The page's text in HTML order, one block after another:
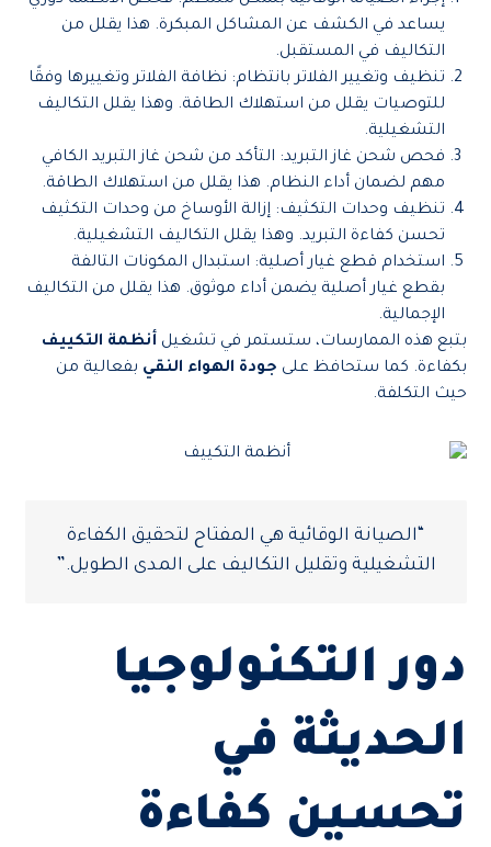
يساعد في الكشف عن المشاكل المبكرة. هذا يقلل من
التكاليف في المستقبل.
تنظيف وتغيير الفلاتر بانتظام: نظافة الفلاتر وتغييرها وفقًا
للتوصيات يقلل من استهلاك الطاقة. وهذا يقلل التكاليف
التشغيلية.
فحص شحن غاز التبريد: التأكد من شحن غاز التبريد الكافي
مهم لضمان أداء النظام. هذا يقلل من استهلاك الطاقة.
تنظيف وحدات التكثيف: إزالة الأوساخ من وحدات التكثيف
تحسن كفاءة التبريد. وهذا يقلل التكاليف التشغيلية.
استخدام قطع غيار أصلية: استبدال المكونات التالفة
بقطع غيار أصلية يضمن أداء موثوق. هذا يقلل من التكاليف
الإجمالية.
بتبع هذه الممارسات، ستستمر في تشغيل أنظمة التكييف
بكفاءة. كما ستحافظ على جودة الهواء النقي بفعالية من
حيث التكلفة.
“الصيانة الوقائية هي المفتاح لتحقيق الكفاءة
التشغيلية وتقليل التكاليف على المدى الطويل.”
دور التكنولوجيا
الحديثة في
تحسين كفاءة